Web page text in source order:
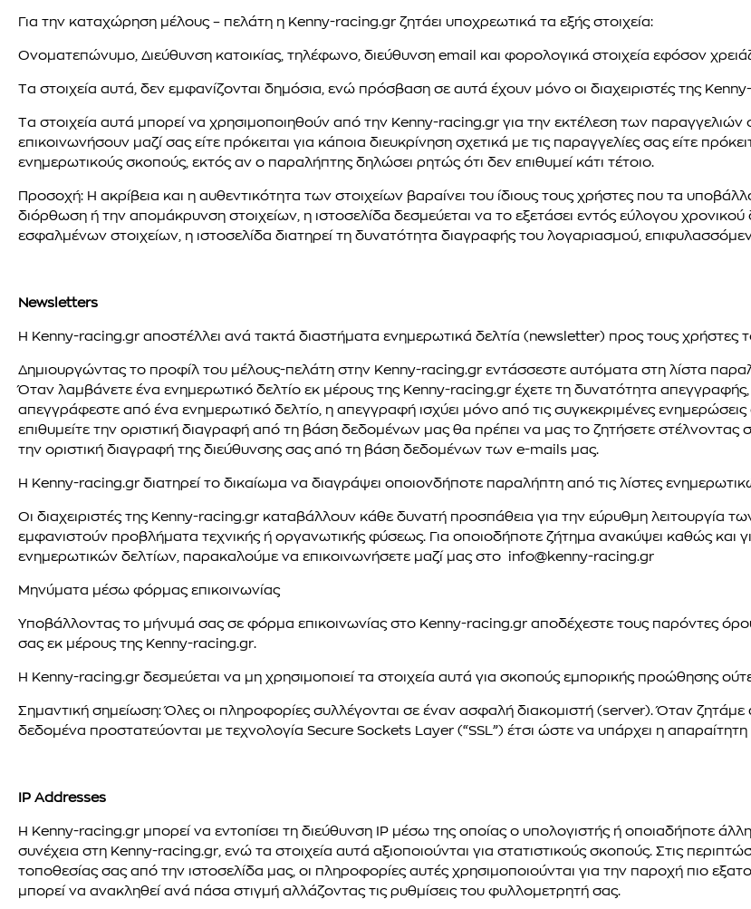
Για την καταχώρηση μέλους – πελάτη η Kenny-racing.gr ζητάει υποχρεωτικά τα εξής στοιχεία:
Ονοματεπώνυμο, Διεύθυνση κατοικίας, τηλέφωνο, διεύθυνση email και φορολογικά στοιχεία εφόσον
Τα στοιχεία αυτά, δεν εμφανίζονται δημόσια, ενώ πρόσβαση σε αυτά έχουν μόνο οι διαχειριστές της
Τα στοιχεία αυτά μπορεί να χρησιμοποιηθούν από την Kenny-racing.gr για την εκτέλεση των παραγγελιών
επικοινωνήσουν μαζί σας είτε πρόκειται για κάποια διευκρίνηση σχετικά με τις παραγγελίες σας είτε
ενημερωτικούς σκοπούς, εκτός αν ο παραλήπτης δηλώσει ρητώς ότι δεν επιθυμεί κάτι τέτοιο.
Προσοχή: Η ακρίβεια και η αυθεντικότητα των στοιχείων βαραίνει του ίδιους τους χρήστες που τα
διόρθωση ή την απομάκρυνση στοιχείων, η ιστοσελίδα δεσμεύεται να το εξετάσει εντός εύλογου
εσφαλμένων στοιχείων, η ιστοσελίδα διατηρεί τη δυνατότητα διαγραφής του λογαριασμού,
Newsletters
Η Kenny-racing.gr αποστέλλει ανά τακτά διαστήματα ενημερωτικά δελτία (newsletter) προς τους χρήστες
Δημιουργώντας το προφίλ του μέλους-πελάτη στην Kenny-racing.gr εντάσσεστε αυτόματα στη λίστα
Όταν λαμβάνετε ένα ενημερωτικό δελτίο εκ μέρους της Kenny-racing.gr έχετε τη δυνατότητα
απεγγράφεστε από ένα ενημερωτικό δελτίο, η απεγγραφή ισχύει μόνο από τις συγκεκριμένες
επιθυμείτε την οριστική διαγραφή από τη βάση δεδομένων μας θα πρέπει να μας το ζητήσετε
την οριστική διαγραφή της διεύθυνσης σας από τη βάση δεδομένων των e-mails μας.
Η Kenny-racing.gr διατηρεί το δικαίωμα να διαγράψει οποιονδήποτε παραλήπτη από τις λίστες
Οι διαχειριστές της Kenny-racing.gr καταβάλλουν κάθε δυνατή προσπάθεια για την εύρυθμη λειτουργία
εμφανιστούν προβλήματα τεχνικής ή οργανωτικής φύσεως. Για οποιοδήποτε ζήτημα ανακύψει καθώς και
ενημερωτικών δελτίων, παρακαλούμε να επικοινωνήσετε μαζί μας στο info@kenny-racing.gr
Μηνύματα μέσω φόρμας επικοινωνίας
Υποβάλλοντας το μήνυμά σας σε φόρμα επικοινωνίας στο Kenny-racing.gr αποδέχεστε τους παρόντες
σας εκ μέρους της Kenny-racing.gr.
Η Kenny-racing.gr δεσμεύεται να μη χρησιμοποιεί τα στοιχεία αυτά για σκοπούς εμπορικής προώθησης
Σημαντική σημείωση: Όλες οι πληροφορίες συλλέγονται σε έναν ασφαλή διακομιστή (server). Όταν
δεδομένα προστατεύονται με τεχνολογία Secure Sockets Layer (“SSL”) έτσι ώστε να υπάρχει η
IP Addresses
Η Kenny-racing.gr μπορεί να εντοπίσει τη διεύθυνση IP μέσω της οποίας ο υπολογιστής ή οποιαδήποτε
συνέχεια στη Kenny-racing.gr, ενώ τα στοιχεία αυτά αξιοποιούνται για στατιστικούς σκοπούς. Στις
τοποθεσίας σας από την ιστοσελίδα μας, οι πληροφορίες αυτές χρησιμοποιούνται για την παροχή πιο
μπορεί να ανακληθεί ανά πάσα στιγμή αλλάζοντας τις ρυθμίσεις του φυλλομετρητή σας.